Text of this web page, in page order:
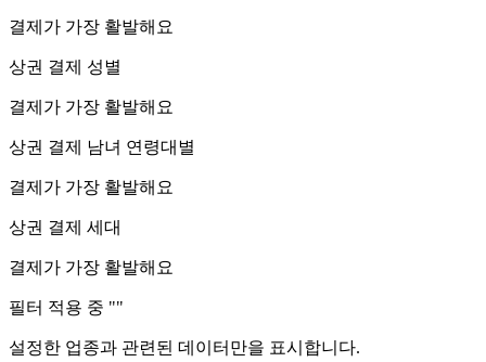
결제가 가장 활발해요
상권 결제 성별
결제가 가장 활발해요
상권 결제 남녀 연령대별
결제가 가장 활발해요
상권 결제 세대
결제가 가장 활발해요
필터 적용 중 ""
설정한 업종과 관련된 데이터만을 표시합니다.